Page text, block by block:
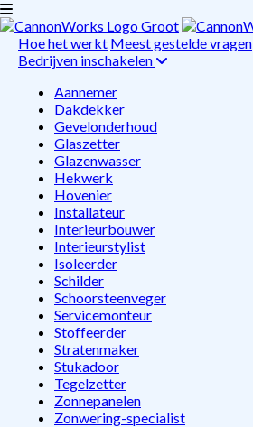
Hoe het werkt Meest gestelde vragen
Bedrijven inschakelen
Aannemer
Dakdekker
Gevelonderhoud
Glaszetter
Glazenwasser
Hekwerk
Hovenier
Installateur
Interieurbouwer
Interieurstylist
Isoleerder
Schilder
Schoorsteenveger
Servicemonteur
Stoffeerder
Stratenmaker
Stukadoor
Tegelzetter
Zonnepanelen
Zonwering-specialist